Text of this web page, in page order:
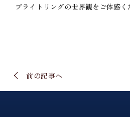
ブライトリングの世界観をご体感く
前の記事へ